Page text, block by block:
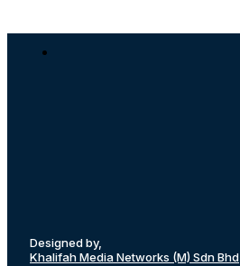
Designed by,
Khalifah Media Networks (M) Sdn Bhd